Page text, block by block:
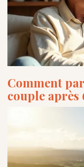
Comment
couple après